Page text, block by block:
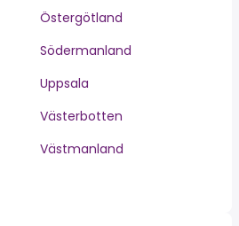
Östergötland
Södermanland
Uppsala
Västerbotten
Västmanland